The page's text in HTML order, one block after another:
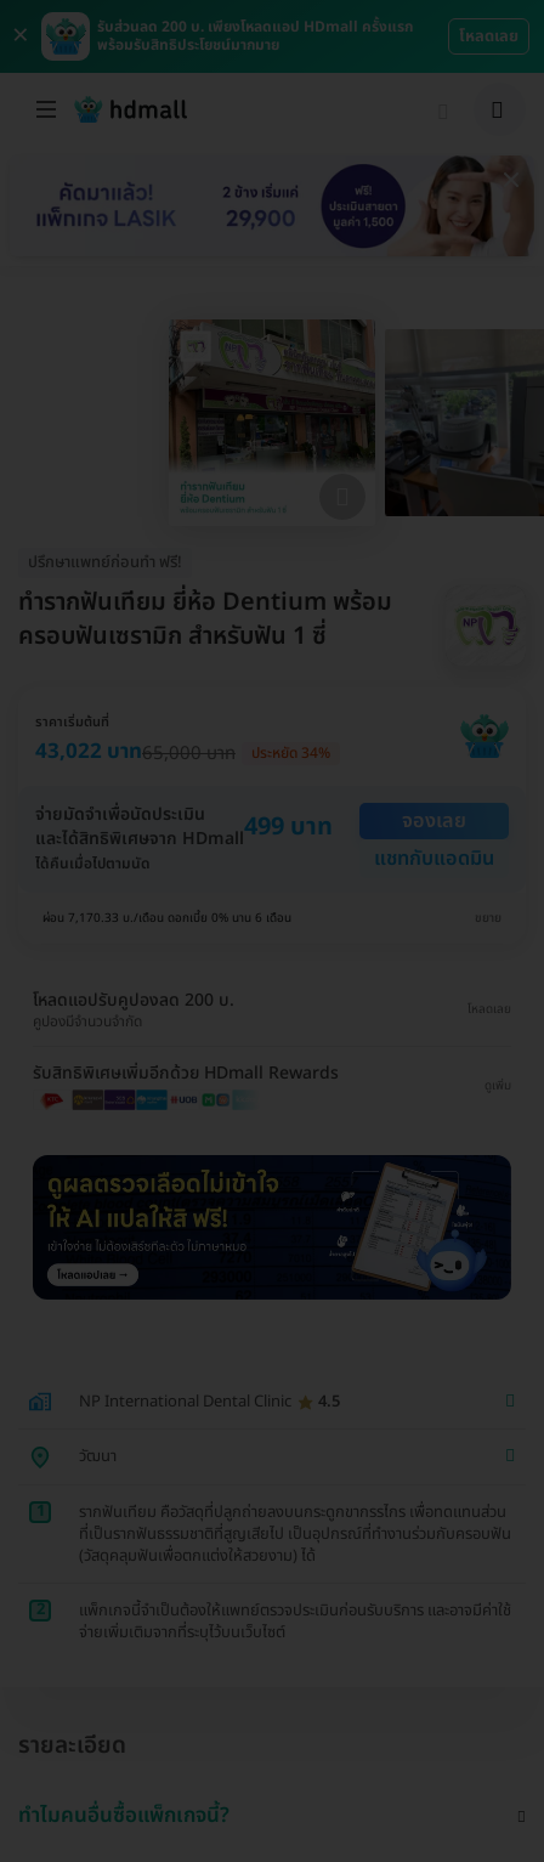
×
รับส่วนลด 200 บ. เพียงโหลดแอป HDmall ครั้งแรก
พร้อมรับสิทธิประโยชน์มากมาย
โหลดเลย
ปรึกษาแพทย์ก่อนทำ ฟรี!
ทำรากฟันเทียม ยี่ห้อ Dentium พร้อม
ครอบฟันเซรามิก สำหรับฟัน 1 ซี่
ราคาเริ่มต้นที่
43,022 บาท65,000 บาท ประหยัด 34%
จ่ายมัดจำเพื่อนัดประเมิน
และได้สิทธิพิเศษจาก HDmall499 บาท
ได้คืนเมื่อไปตามนัด
จองเลย
แชทกับแอดมิน
ผ่อน 7,170.33 บ./เดือน ดอกเบี้ย 0% นาน 6 เดือน ขยาย
โหลดแอปรับคูปองลด 200 บ.
คูปองมีจำนวนจำกัด
โหลดเลย
รับสิทธิพิเศษเพิ่มอีกด้วย HDmall Rewards
ดูเพิ่ม
NP International Dental Clinic 4.5
วัฒนา
1
รากฟันเทียม คือวัสดุที่ปลูกถ่ายลงบนกระดูกขากรรไกร เพื่อทดแทนส่วน
ที่เป็นรากฟันธรรมชาติที่สูญเสียไป เป็นอุปกรณ์ที่ทำงานร่วมกับครอบฟัน
(วัสดุคลุมฟันเพื่อตกแต่งให้สวยงาม) ได้
2
แพ็กเกจนี้จำเป็นต้องให้แพทย์ตรวจประเมินก่อนรับบริการ และอาจมีค่าใช้
จ่ายเพิ่มเติมจากที่ระบุไว้บนเว็บไซต์
รายละเอียด
ทำไมคนอื่นซื้อแพ็กเกจนี้?